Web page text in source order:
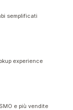
semplificati
experience
e più vendite